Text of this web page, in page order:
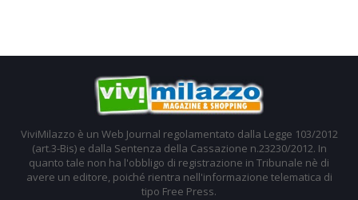
ViviMilazzo è un Web Journal regolamentato dalla Legge 103/2012
(art.3-Bis) e dalla Sentenza della Cassazione n.23230/2012. In
quanto tale non ha l'obbligo di registrazione in Tribunale nè di
avere un editore, poiché rientra nell'informazione telematica di
tipo Free Press.